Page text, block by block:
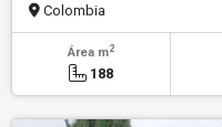
Colombia
Área m2
188